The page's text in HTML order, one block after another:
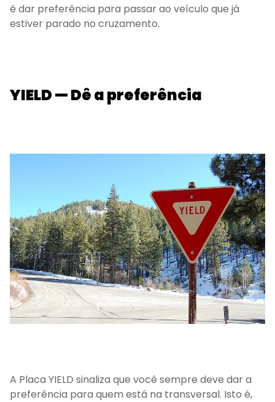
é dar preferência para passar ao veículo que já
estiver parado no cruzamento.
YIELD — Dê a preferência
A Placa YIELD sinaliza que você sempre deve dar a
preferência para quem está na transversal. Isto é,